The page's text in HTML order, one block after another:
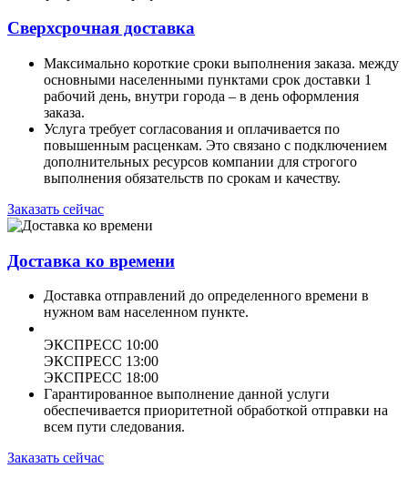
Сверхсрочная доставка
Максимально короткие сроки выполнения заказа. между
основными населенными пунктами срок доставки 1
рабочий день, внутри города – в день оформления
заказа.
Услуга требует согласования и оплачивается по
повышенным расценкам. Это связано с подключением
дополнительных ресурсов компании для строгого
выполнения обязательств по срокам и качеству.
Заказать сейчас
Доставка ко времени
Доставка отправлений до определенного времени в
нужном вам населенном пункте.
ЭКСПРЕСС 10:00
ЭКСПРЕСС 13:00
ЭКСПРЕСС 18:00
Гарантированное выполнение данной услуги
обеспечивается приоритетной обработкой отправки на
всем пути следования.
Заказать сейчас